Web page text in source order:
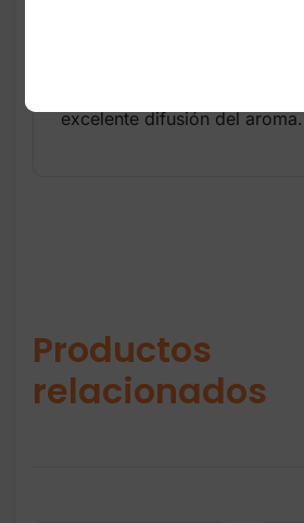
excelente difusión del aroma.
Productos
relacionados